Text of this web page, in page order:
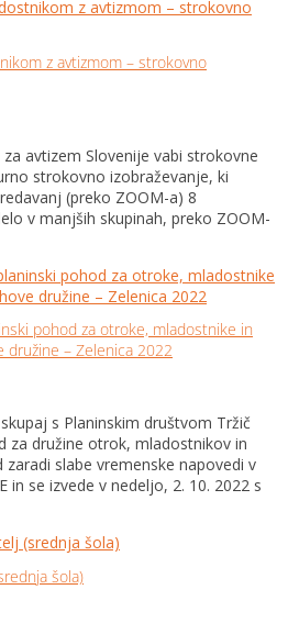
z avtizmom – strokovno
avtizem Slovenije vabi strokovne
strokovno izobraževanje, ki
(preko ZOOM-a) 8
v manjših skupinah, preko ZOOM-
pohod za otroke, mladostnike in
družine – Zelenica 2022
s Planinskim društvom Tržič
za družine otrok, mladostnikov in
slabe vremenske napovedi v
in se izvede v nedeljo, 2. 10. 2022 s
šola)